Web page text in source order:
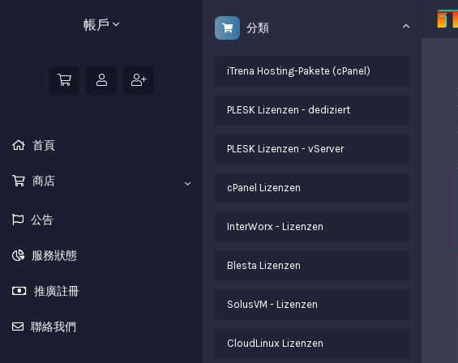
帳戶
首頁
商店
公告
服務狀態
推廣註冊
聯絡我們
分類
iTrena Hosting-Pakete (cPanel)
PLESK Lizenzen - dediziert
PLESK Lizenzen - vServer
cPanel Lizenzen
InterWorx - Lizenzen
Blesta Lizenzen
SolusVM - Lizenzen
CloudLinux Lizenzen